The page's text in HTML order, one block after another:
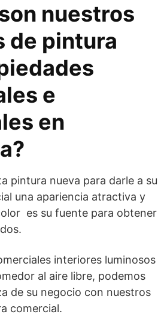
nuestros
de pintura
e
en
pintura nueva para darle a su
una apariencia atractiva y
es su fuente para obtener
interiores luminosos
al aire libre, podemos
de su negocio con nuestros
comercial.